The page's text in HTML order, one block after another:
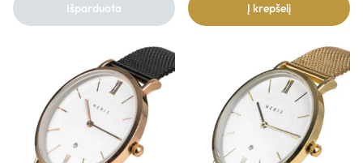
Išparduota Į krepšelį